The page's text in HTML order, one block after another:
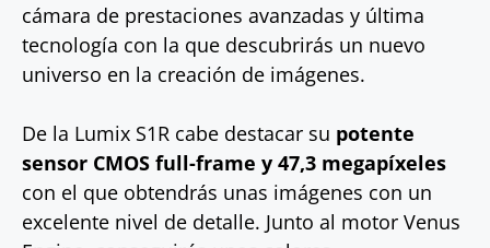
cámara de prestaciones avanzadas y última
tecnología con la que descubrirás un nuevo
universo en la creación de imágenes.
De la Lumix S1R cabe destacar su potente
sensor CMOS full-frame y 47,3 megapíxeles
con el que obtendrás unas imágenes con un
excelente nivel de detalle. Junto al motor Venus